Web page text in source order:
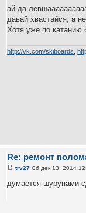
ай да
давай хвастайся, а
Хотя уже по катанию
http://vk.com/skiboards ,
Re: ремонт
trv27 Сб дек 13, 2014
думается шурупами